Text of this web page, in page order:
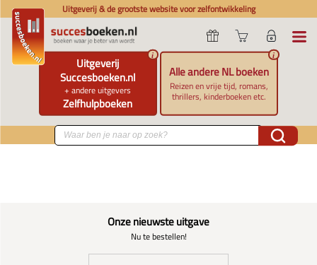
Uitgeverij & de grootste website voor zelfontwikkeling
Uitgeverij
Succesboeken.nl
+ andere uitgevers
Zelfhulpboeken
i
Alle andere NL boeken
Reizen en vrije tijd, romans,
thrillers, kinderboeken etc.
i
Onze nieuwste uitgave
Nu te bestellen!